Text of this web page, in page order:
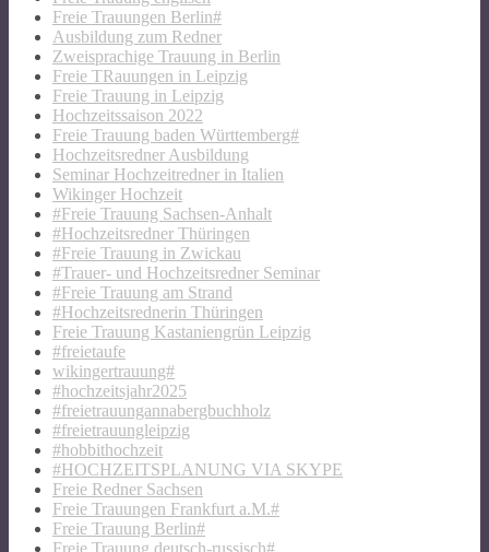
Freie Trauungen Berlin#
Ausbildung zum Redner
Zweisprachige Trauung in Berlin
Freie TRauungen in Leipzig
Freie Trauung in Leipzig
Hochzeitssaison 2022
Freie Trauung baden Württemberg#
Hochzeitsredner Ausbildung
Seminar Hochzeitredner in Italien
Wikinger Hochzeit
#Freie Trauung Sachsen-Anhalt
#Hochzeitsredner Thüringen
#Freie Trauung in Zwickau
#Trauer- und Hochzeitsredner Seminar
#Freie Trauung am Strand
#Hochzeitsrednerin Thüringen
Freie Trauung Kastaniengrün Leipzig
#freietaufe
wikingertrauung#
#hochzeitsjahr2025
#freietrauungannabergbuchholz
#freietrauungleipzig
#hobbithochzeit
#HOCHZEITSPLANUNG VIA SKYPE
Freie Redner Sachsen
Freie Trauungen Frankfurt a.M.#
Freie Trauung Berlin#